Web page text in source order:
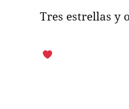
Tres estrellas y